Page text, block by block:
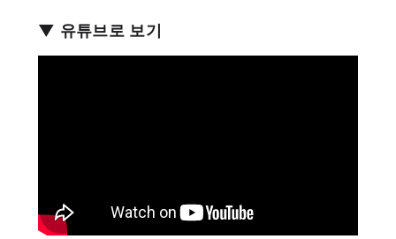
▼ 유튜브로 보기